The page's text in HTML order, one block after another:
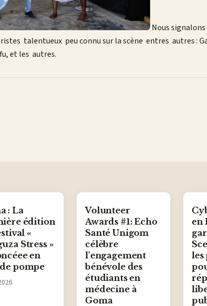
Nous signalons
talentueux peu connu sur la scène entres autres :
et les autres.
: La
édition
«
Stress »
en
pompe
Volunteer
Awards #1: Echo
Santé Unigom
célèbre
l'engagement
bénévole des
étudiants en
médecine à
Goma
en
les